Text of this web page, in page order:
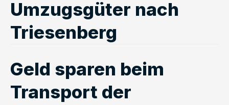
Umzugsgüter nach
Triesenberg
Geld sparen beim
Transport der